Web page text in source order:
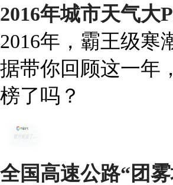
2016年城市天气大
2016年，霸王级
据带你回顾这一年
榜了吗？
全国高速公路“团